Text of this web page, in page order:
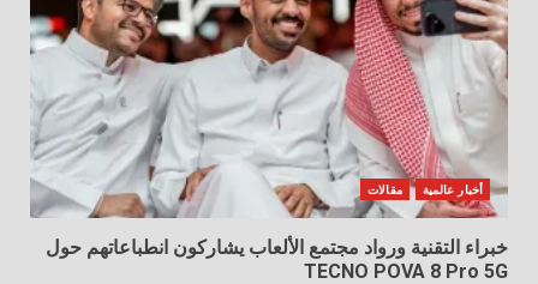
أخبار عالمية مقالات
خبراء التقنية ورواد مجتمع الألعاب يشاركون انطباعاتهم حول
TECNO POVA 8 Pro 5G